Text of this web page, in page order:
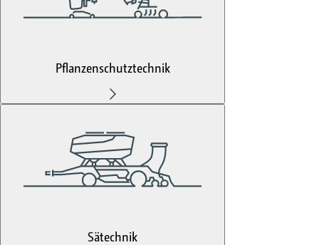
Pflanzenschutztechnik
Sätechnik